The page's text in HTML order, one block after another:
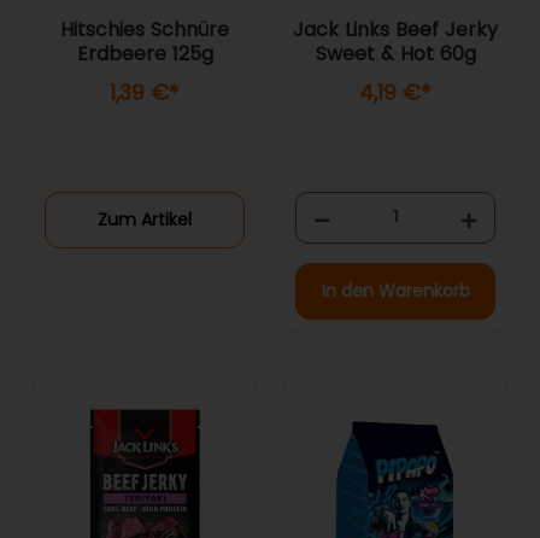
Hitschies Schnüre
Erdbeere 125g
1,39 €*
Zum Artikel
Jack Links Beef Jerky
Sweet & Hot 60g
4,19 €*
In den Warenkorb